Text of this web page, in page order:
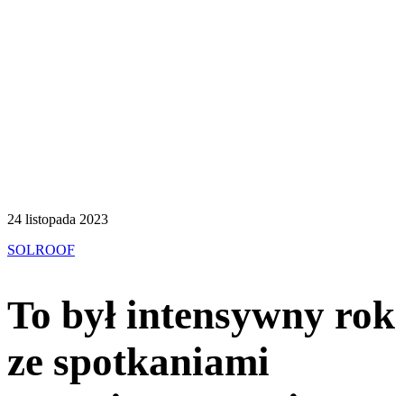
24 listopada 2023
SOLROOF
To był intensywny rok
ze spotkaniami